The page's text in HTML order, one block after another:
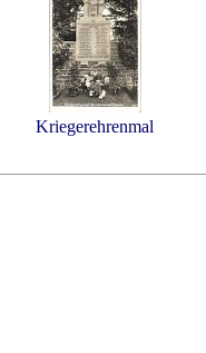
Kriegerehrenmal